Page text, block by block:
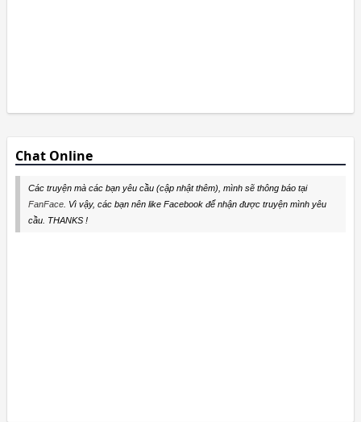
Chat Online
Các truyện mà các bạn yêu cầu (cập nhật thêm), mình sẽ thông báo tại
FanFace. Vì vậy, các bạn nên like Facebook để nhận được truyện mình yêu
cầu. THANKS !